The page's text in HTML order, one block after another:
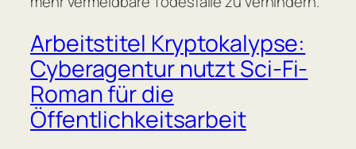
Arbeitstitel Kryptokalypse:
Cyberagentur nutzt Sci-Fi-
Roman für die
Öffentlichkeitsarbeit